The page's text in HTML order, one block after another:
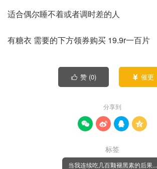
适合偶尔睡不着或者调时差的人
有糖衣 需要的下方领券购买 19.9r一百片
 赞 (0)  催更
分享到
   
标签
当我连续吃几百颗褪黑素的后果...